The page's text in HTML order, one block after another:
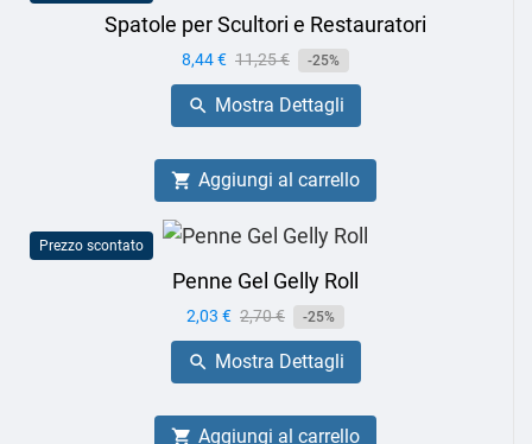
Spatole per Scultori e Restauratori
Prezzo
8,44 € Prezzo
base
11,25 € -25%
 Mostra Dettagli
 Aggiungi al carrello
Prezzo scontato
Penne Gel Gelly Roll
Prezzo
2,03 € Prezzo
base
2,70 € -25%
 Mostra Dettagli
 Aggiungi al carrello